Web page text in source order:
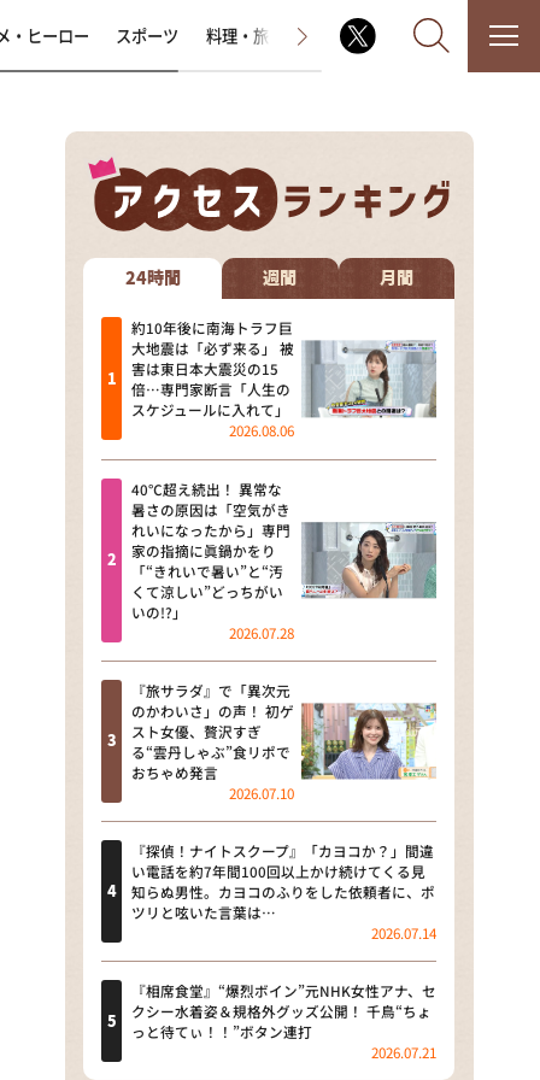
なるみ・岡村の過ぎるTV
相席食堂
これ余談なんですけど・・・
～人生密着トークバラエティ！
～ やすとものいたって真剣です
探偵！ナイトスクープ
news おかえり
河合＆A.B.C-Z塚田×福井アナ
「なんでやねん！？」（news お
かえり）
DAIGOも台所 ～きょうの献立 何
にする？～
本日はダイアンなり！シーズン２
朝だ！生です旅サラダ
教えて！ニュースライブ 正義の
ミカタ
ＬＩＦＥ～夢のカタチ～
新婚さんいらっしゃい！
ポツンと一軒家
ザキ山小屋本館
・ヒーロー スポーツ 料理・旅 ラジオ番組 その他
24時間 週間 月間
約10年後に南海トラフ巨
大地震は「必ず来る」 被
害は東日本大震災の15
倍…専門家断言「人生の
スケジュールに入れて」
2026.08.06
40℃超え続出！ 異常な
暑さの原因は「空気がき
れいになったから」専門
家の指摘に眞鍋かをり
「“きれいで暑い”と“汚
くて涼しい”どっちがい
いの!?」
2026.07.28
『旅サラダ』で「異次元
のかわいさ」の声！ 初ゲ
スト女優、贅沢すぎ
る“雲丹しゃぶ”食リポで
おちゃめ発言
2026.07.10
『探偵！ナイトスクープ』「カヨコか？」間違
い電話を約7年間100回以上かけ続けてくる見
知らぬ男性。カヨコのふりをした依頼者に、ポ
ツリと呟いた言葉は…
2026.07.14
『相席食堂』“爆烈ボイン”元NHK女性アナ、セ
クシー水着姿＆規格外グッズ公開！ 千鳥“ちょ
っと待てぃ！！”ボタン連打
2026.07.21